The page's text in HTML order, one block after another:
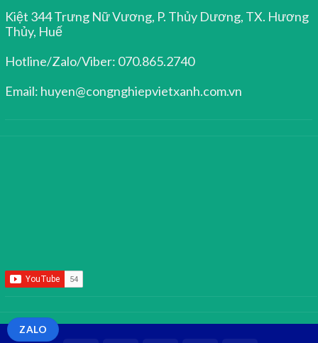
Kiệt 344 Trưng Nữ Vương, P. Thủy Dương, TX. Hương
Thủy, Huế
Hotline/Zalo/Viber: 070.865.2740
Email: huyen@congnghiepvietxanh.com.vn
ZALO